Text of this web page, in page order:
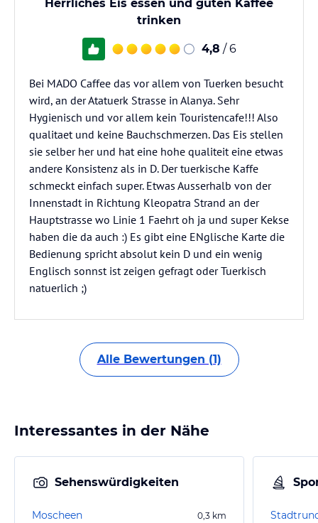
Herrliches Eis essen und guten Kaffee
trinken
4,8 / 6
Bei MADO Caffee das vor allem von Tuerken besucht
wird, an der Atatuerk Strasse in Alanya. Sehr
Hygienisch und vor allem kein Touristencafe!!! Also
qualitaet und keine Bauchschmerzen. Das Eis stellen
sie selber her und hat eine hohe qualiteit eine etwas
andere Konsistenz als in D. Der tuerkische Kaffe
schmeckt einfach super. Etwas Ausserhalb von der
Innenstadt in Richtung Kleopatra Strand an der
Hauptstrasse wo Linie 1 Faehrt oh ja und super Kekse
haben die da auch :) Es gibt eine ENglische Karte die
Bedienung spricht absolut kein D und ein wenig
Englisch sonnst ist zeigen gefragt oder Tuerkisch
natuerlich ;)
Alle Bewertungen (1)
Interessantes in der Nähe
Sehenswürdigkeiten
Moscheen 0,3 km